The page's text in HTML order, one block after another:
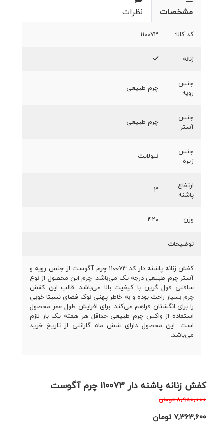
کفش زنانه پاشنه دار 110073 چرم آگوست
۸,۹۸۰,۰۰۰ تومان
۷,۳۶۳,۶۰۰تومان
مشخصات نظرات
کد کالا: 110073
زنانه
جنس
رویه
چرم طبیعی
جنس
آستر
چرم طبیعی
جنس
زیره
نیولایت
ارتفاع
پاشنه
۳
وزن ۴۲۰
توضیحات
کفش زنانه پاشنه دار کد 110073 چرم آگوستاز جنس رویه و
آسترچرم طبیعی درجه یک می‌باشد. چرم این محصول از نوع
سافتی فول گرین با کیفیت بالا می‌باشد. قالب این کفش
چرمبسیار راحت بوده و به خاطر پهنی نوک فضای نسبتا خوبی
را برای انگشتان فراهم می‌کند. برای افزایش طول عمر محصول
استفاده از واکس چرم طبیعی حداقل هر هفته یک بار لازم
است. این محصول دارای شش ماه گارانتی از تاریخ خرید
می‌باشد.